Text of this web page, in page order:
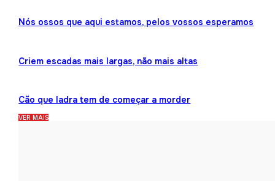
Nós ossos que aqui estamos, pelos vossos esperamos
Criem escadas mais largas, não mais altas
Cão que ladra tem de começar a morder
VER MAIS